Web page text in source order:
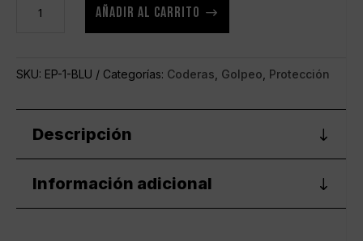
cantidad
AÑADIR AL CARRITO
SKU: EP-1-BLU Categorías: Coderas Golpeo Protección
Descripción
Información adicional